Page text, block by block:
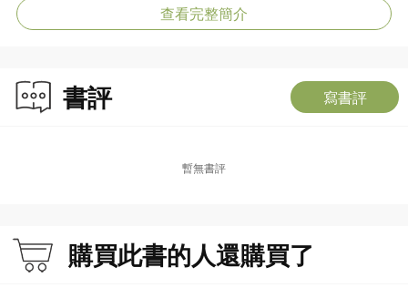
查看完整簡介
書評 寫書評
暫無書評
購買此書的人還購買了